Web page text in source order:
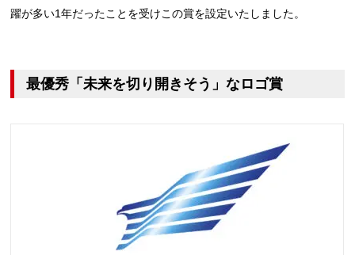
躍が多い1年だったことを受けこの賞を設定いたしました。
最優秀「未来を切り開きそう」なロゴ賞